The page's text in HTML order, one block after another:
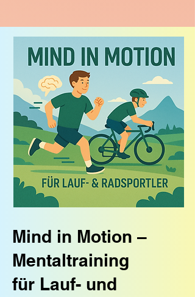
Mind in Motion –
Mentaltraining
für Lauf- und